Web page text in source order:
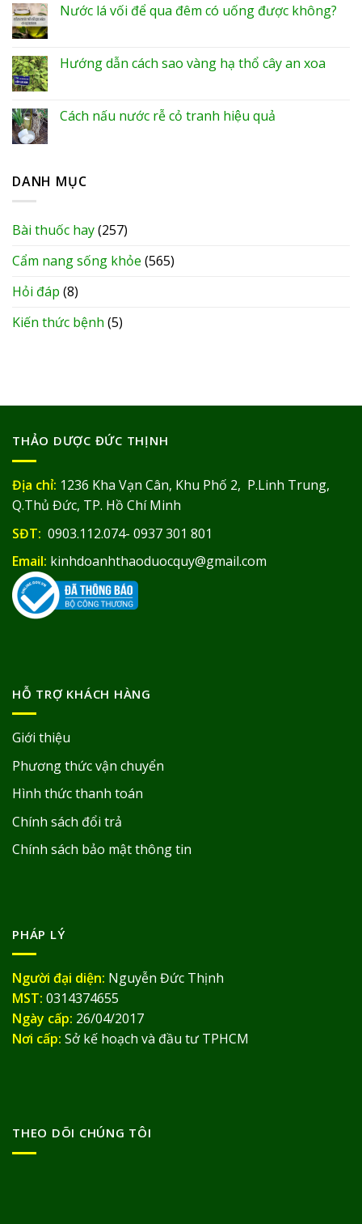
Nước lá vối để qua đêm có uống được không?
Hướng dẫn cách sao vàng hạ thổ cây an xoa
Cách nấu nước rễ cỏ tranh hiệu quả
DANH MỤC
Bài thuốc hay(257)
Cẩm nang sống khỏe (565)
Hỏi đáp (8)
Kiến thức bệnh (5)
THẢO DƯỢC ĐỨC THỊNH
Địa chỉ: 1236 Kha Vạn Cân, Khu Phố 2, P.Linh Trung,
Q.Thủ Đức, TP. Hồ Chí Minh
SĐT: 0903.112.074- 0937 301 801
Email: kinhdoanhthaoduocquy@gmail.com
HỖ TRỢ KHÁCH HÀNG
Giới thiệu
Phương thức vận chuyển
Hình thức thanh toán
Chính sách đổi trả
Chính sách bảo mật thông tin
PHÁP LÝ
Người đại diện: Nguyễn Đức Thịnh
MST: 0314374655
Ngày cấp: 26/04/2017
Nơi cấp: Sở kế hoạch và đầu tư TPHCM
THEO DÕI CHÚNG TÔI